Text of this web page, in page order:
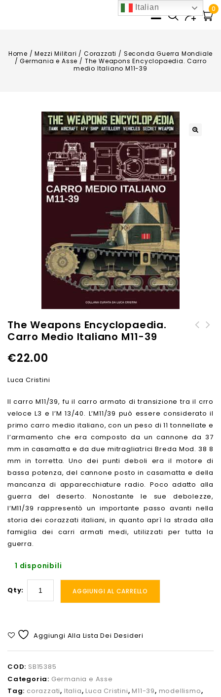
0
Home /Mezzi Militari /Corazzati / Seconda Guerra Mondiale
/Germania e Asse / The Weapons Encyclopaedia. Carro
medio Italiano M11-39
The Weapons Encyclopaedia.
Carro Medio Italiano M11-39
€22.00
Luca Cristini
Il carro M11/39, fu il carro armato di transizione tra il crro
veloce L3 e l’M 13/40. L’M11/39 può essere considerato il
primo carro medio italiano, con un peso di 11 tonnellate e
l’armamento che era composto da un cannone da 37
mm in casamatta e da due mitragliatrici Breda Mod. 38 8
mm in torretta. Uno dei punti deboli era il motore di
bassa potenza, del cannone posto in casamatta e della
mancanza di apparecchiature radio. Poco adatto alla
guerra del deserto. Nonostante le sue debolezze,
l’M11/39 rappresentò un importante passo avanti nella
storia dei corazzati italiani, in quanto aprì la strada alla
famiglia dei carri armati medi, utilizzati per tutta la
guerra.
1 disponibili
Qty: AGGIUNGI AL CARRELLO
Aggiungi Alla Lista Dei Desideri
COD: SB15385
Categoria: Germania e Asse
Tag: corazzati, Italia,Luca Cristini,M11-39, modellismo,
Italian